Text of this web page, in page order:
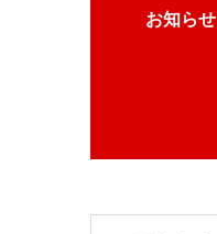
お知らせ